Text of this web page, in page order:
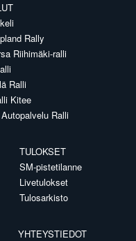
Rally
Riihimäki-ralli
Ralli
Kitee
Ralli
TULOKSET
SM-pistetilanne
Livetulokset
Tulosarkisto
YHTEYSTIEDOT